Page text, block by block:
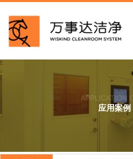
APPLICATION
应用案例